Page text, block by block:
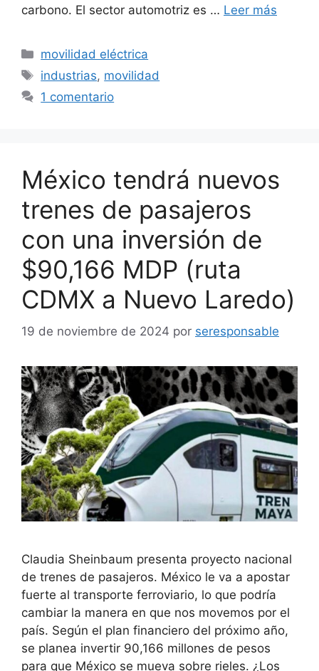
carbono. El sector automotriz es … Leer más
Categorías
movilidad eléctrica
Etiquetas
industrias, movilidad
1 comentario
México tendrá nuevos
trenes de pasajeros
con una inversión de
$90,166 MDP (ruta
CDMX a Nuevo Laredo)
19 de noviembre de 2024 por seresponsable
Claudia Sheinbaum presenta proyecto nacional
de trenes de pasajeros. México le va a apostar
fuerte al transporte ferroviario, lo que podría
cambiar la manera en que nos movemos por el
país. Según el plan financiero del próximo año,
se planea invertir 90,166 millones de pesos
para que México se mueva sobre rieles. ¿Los